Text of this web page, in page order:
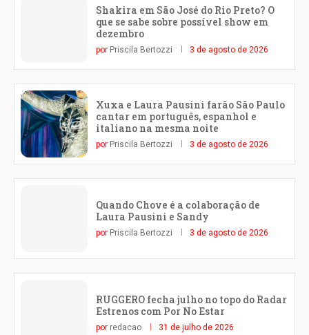
Shakira em São José do Rio Preto? O
que se sabe sobre possível show em
dezembro
por Priscila Bertozzi 3 de agosto de 2026
Xuxa e Laura Pausini farão São Paulo
cantar em português, espanhol e
italiano na mesma noite
por Priscila Bertozzi 3 de agosto de 2026
Quando Chove é a colaboração de
Laura Pausini e Sandy
por Priscila Bertozzi 3 de agosto de 2026
RUGGERO fecha julho no topo do Radar
Estrenos com Por No Estar
por redacao 31 de julho de 2026